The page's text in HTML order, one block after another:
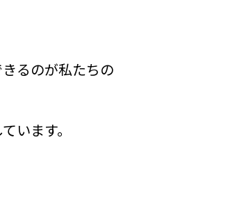
るのが私たちの
います。